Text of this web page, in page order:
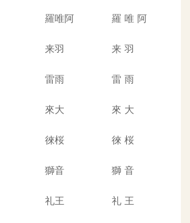
羅唯阿 羅 唯 阿
来羽 来 羽
雷雨 雷 雨
來大 來 大
徠桜 徠 桜
獅音 獅 音
礼王 礼 王